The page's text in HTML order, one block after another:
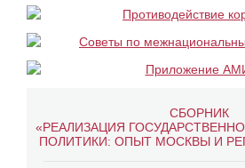
СБОРНИК
«РЕАЛИЗАЦИЯ
ПОЛИТИКИ: ОПЫТ МОСКВЫ И